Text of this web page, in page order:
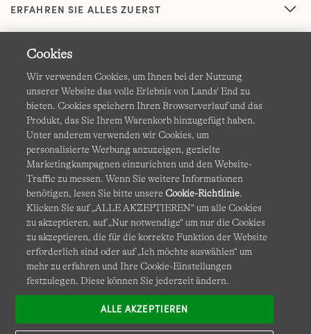
ERFAHREN SIE ALLES ZUERST
AGB Datenschutz & Sicherheit
Cookies Ich möchte auswählen Barrierefreiheit
Site Map Internationale Websites
Diese Website ist durch reCAPTCHA geschützt. Es gelten die
Datenschutzerklärung undNutzungsbedingungenvon
Google.
Cookies
Wir verwenden Cookies, um Ihnen bei der Nutzung
unserer Website das volle Erlebnis von Lands' End zu
bieten. Cookies speichern Ihren Browserverlauf und das
Produkt, das Sie Ihrem Warenkorb hinzugefügt haben.
Unter anderem verwenden wir Cookies, um
personalisierte Werbung anzuzeigen, gezielte
Marketingkampagnen einzurichten und den Website-
Traffic zu messen. Wenn Sie weitere Informationen
benötigen, lesen Sie bitte unsereCookie-Richtlinie.
Klicken Sie auf „ALLE AKZEPTIEREN“ um alle Cookies
zu akzeptieren, auf „Nur notwendige“ um nur die Cookies
zu akzeptieren, die für die korrekte Funktion der Website
erforderlich sind oder auf „Ich möchte auswählen“ um
mehr zu erfahren und Ihre Cookie-Einstellungen
festzulegen. Diese können Sie jederzeit ändern.
ALLE AKZEPTIEREN